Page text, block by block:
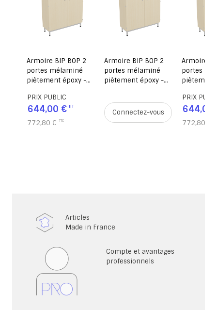
Armoire BIP BOP 2
portes mélaminé
piètement époxy -
Hêtre miel/gris RAL
9006
PRIX PUBLIC
644,00 €
772,80 €
Armoire BIP BOP 2
portes mélaminé
piètement époxy -
Connectez-vous
Armoire
portes
piètement
Hêtre
9006
PRIX
644,00
772,80 €
Articles
Made in France
Compte et avantages
professionnels